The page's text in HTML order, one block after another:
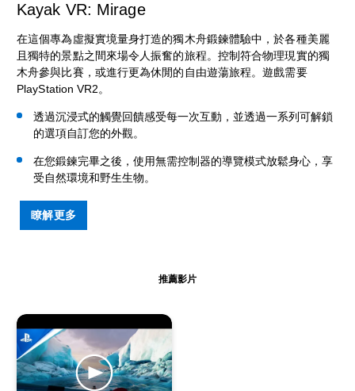
Kayak VR: Mirage
在這個專為虛擬實境量身打造的獨木舟鍛鍊體驗中，於各種美麗
且獨特的景點之間來場令人振奮的旅程。控制符合物理現實的獨
木舟參與比賽，或進行更為休閒的自由遊蕩旅程。遊戲需要
PlayStation VR2。
透過沉浸式的觸覺回饋感受每一次互動，並透過一系列可解鎖
的選項自訂您的外觀。
在您鍛鍊完畢之後，使用無需控制器的導覽模式放鬆身心，享
受自然環境和野生生物。
瞭解更多
推薦影片